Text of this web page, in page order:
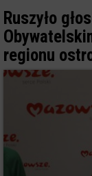
Ruszyło
regionu